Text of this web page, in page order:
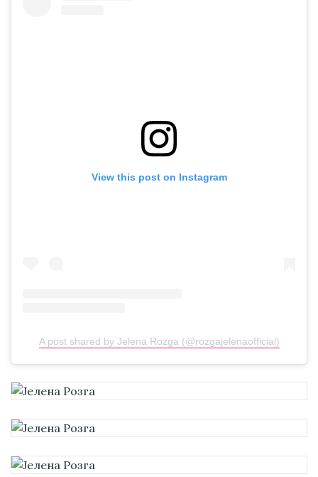
View this post on Instagram
A post shared by Jelena Rozga (@rozgajelenaofficial)